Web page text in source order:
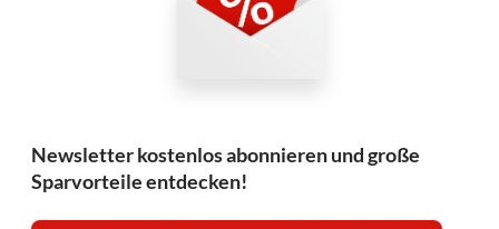
Newsletter kostenlos abonnieren und große
Sparvorteile entdecken!